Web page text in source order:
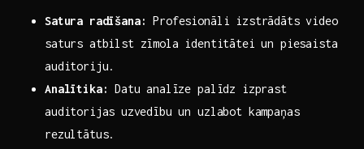
Satura radīšana: Profesionāli‌ izstrādāts video
saturs atbilst zīmola⁤ identitātei un piesaista
‍auditoriju.
Analītika: Datu ⁣analīze palīdz izprast
auditorijas ⁢uzvedību‍ un uzlabot‌ kampaņas
rezultātus.